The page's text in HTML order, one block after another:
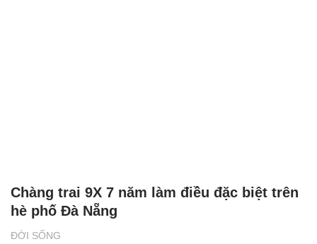
ĐỜI SỐNG
Chàng trai 9X 7 năm làm điều đặc biệt trên
hè phố Đà Nẵng